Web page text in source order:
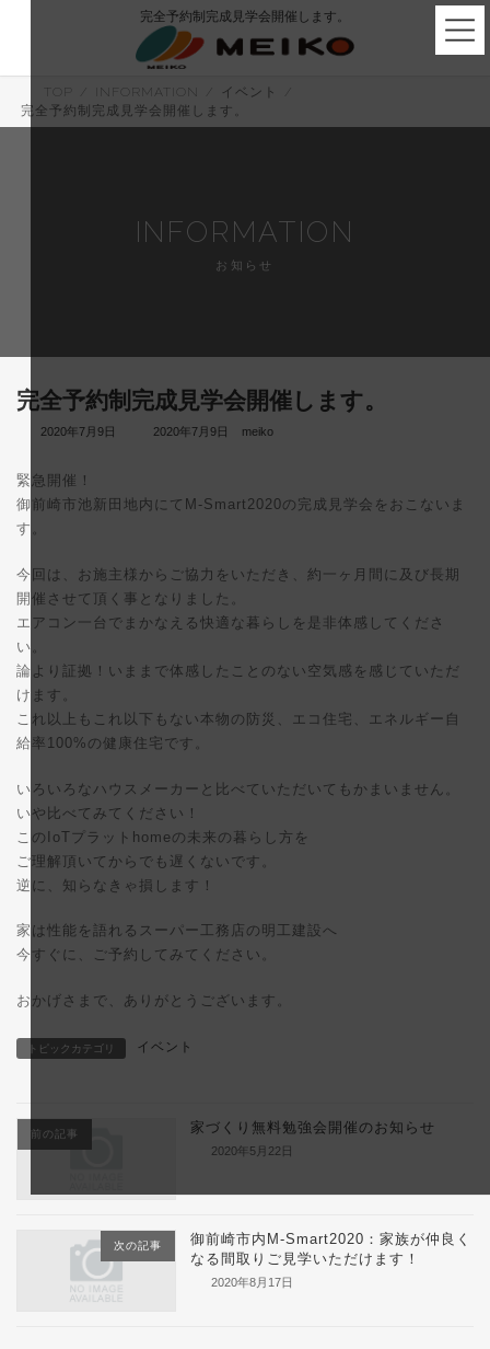
ス
ン
完全予約制完成見学会開催します。
TOP INFORMATION
イベント
完全予約制完成見学会開催します。
INFORMATION
お知らせ
完全予約制完成見学会開催します。
2020年7月9日
最
時
2020年7月9日 meiko
緊急開催！
御前崎市池新田地内にてM-Smart2020の完成見学会をおこないま
す。
今回は、お施主様からご協力をいただき、約一ヶ月間に及び長期
開催させて頂く事となりました。
エアコン一台でまかなえる快適な暮らしを是非体感してくださ
い。
論より証拠！いままで体感したことのない空気感を感じていただ
けます。
これ以上もこれ以下もない本物の防災、エコ住宅、エネルギー自
給率100%の健康住宅です。
いろいろなハウスメーカーと比べていただいてもかまいません。
いや比べてみてください！
このIoTプラットhomeの未来の暮らし方を
ご理解頂いてからでも遅くないです。
逆に、知らなきゃ損します！
家は性能を語れるスーパー工務店の明工建設へ
今すぐに、ご予約してみてください。
おかげさまで、ありがとうございます。
トピックカテゴリ イベント
前の記事 家づくり無料勉強会開催のお知らせ
2020年5月22日
次の記事
御前崎市内M-Smart2020：家族が仲良く
なる間取りご見学いただけます！
2020年8月17日